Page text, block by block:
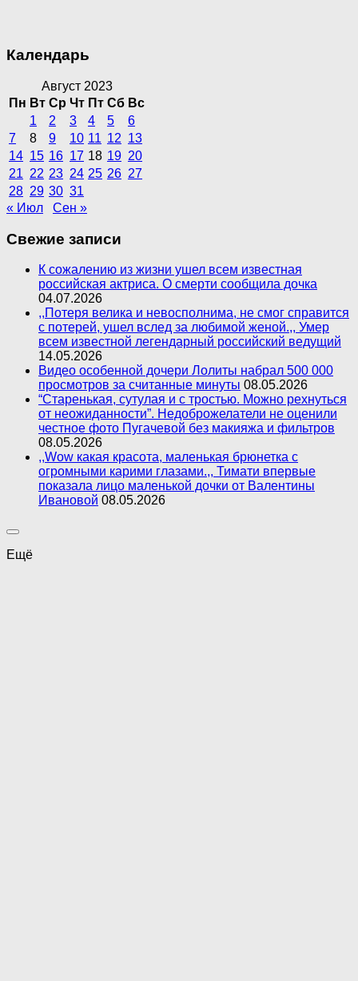
Календарь
Август 2023
Пн Вт Ср Чт Пт Сб Вс
1
2 3 4 5
6
7
8 9 10 11 12 13
14 15 16 17 18 19 20
21 22 23 24 25 26 27
28 29 30 31
« Июл
Сен »
Свежие записи
К сожалению из жизни ушел всем известная
российская актриса. О смерти сообщила дочка
04.07.2026
,,Потеря велика и невосполнима, не смог справится
с потерей, ушел вслед за любимой женой.,, Умер
всем известной легендарный российский ведущий
14.05.2026
Видео особенной дочери Лолиты набрал 500 000
просмотров за считанные минуты 08.05.2026
“Старенькая, сутулая и с тростью. Можно рехнуться
от неожиданности”. Недоброжелатели не оценили
честное фото Пугачевой без макияжа и фильтров
08.05.2026
,,Wow какая красота, маленькая брюнетка с
огромными карими глазами.,, Тимати впервые
показала лицо маленькой дочки от Валентины
Ивановой 08.05.2026
Ещё